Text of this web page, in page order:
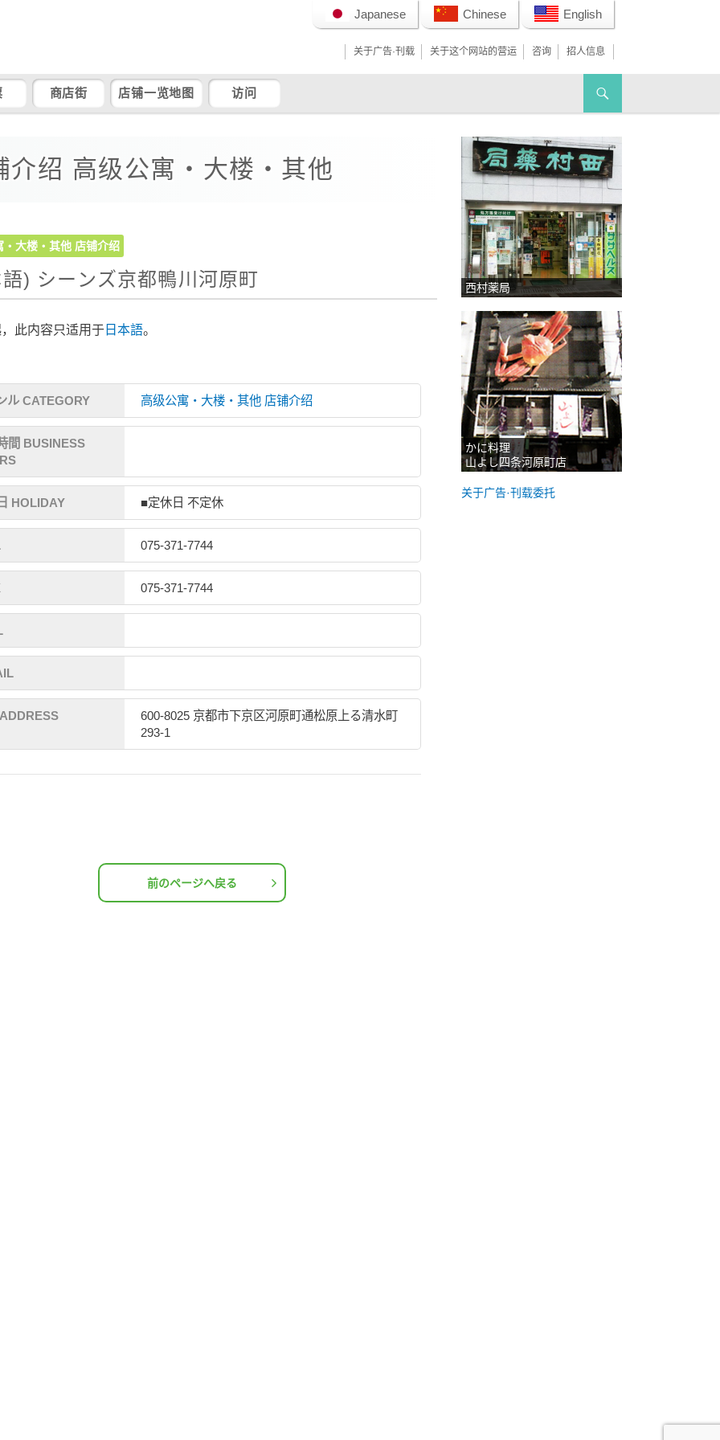
Japanese Chinese English
关于广告·刊载 关于这个网站的营运 咨询 招人信息
商店街 店铺一览地图 访问
介绍 高级公寓・大楼・其他
・大楼・其他 店铺介绍
) シーンズ京都鴨川河原町
此内容只适用于 日本語。
ル CATEGORY 高级公寓・大楼・其他 店铺介绍
間 BUSINESS
HOLIDAY ■定休日 不定休
075-371-7744
075-371-7744
600-8025 京都市下京区河原町通松原上る清水町
293-1
前のページへ戻る
西村薬局
かに料理
山よし四条河原町店
关于广告·刊载委托